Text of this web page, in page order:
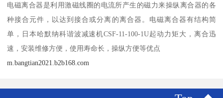
电磁离合器是利用激磁线圈的电流所产生的磁力来操纵离合器的各
种接合元件，以达到接合或分离的离合器。电磁离合器有结构简
单，日本哈默纳科谐波减速机CSF-11-100-1U起动力矩大，离合迅
速，安装维修方便，使用寿命长，操纵方便等优点
m.bangtian2021.b2b168.com